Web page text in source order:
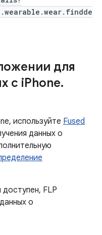
для
с iPhone.
используйте Fused
данных о
FLP
о